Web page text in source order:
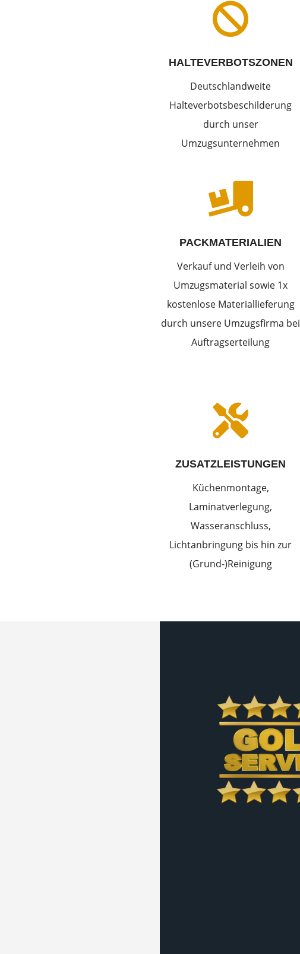

HALTEVERBOTSZONEN
Deutschlandweite
Halteverbotsbeschilderung
durch unser
Umzugsunternehmen

PACKMATERIALIEN
Verkauf und Verleih von
Umzugsmaterial sowie 1x
kostenlose Materiallieferung
durch unsere Umzugsfirma bei
Auftragserteilung

ZUSATZLEISTUNGEN
Küchenmontage,
Laminatverlegung,
Wasseranschluss,
Lichtanbringung bis hin zur
(Grund-)Reinigung